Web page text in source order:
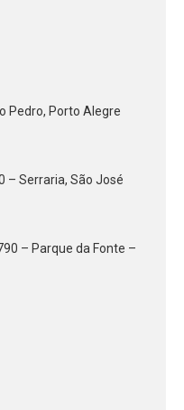
Pedro, Porto Alegre
– Serraria, São José
– Parque da Fonte –